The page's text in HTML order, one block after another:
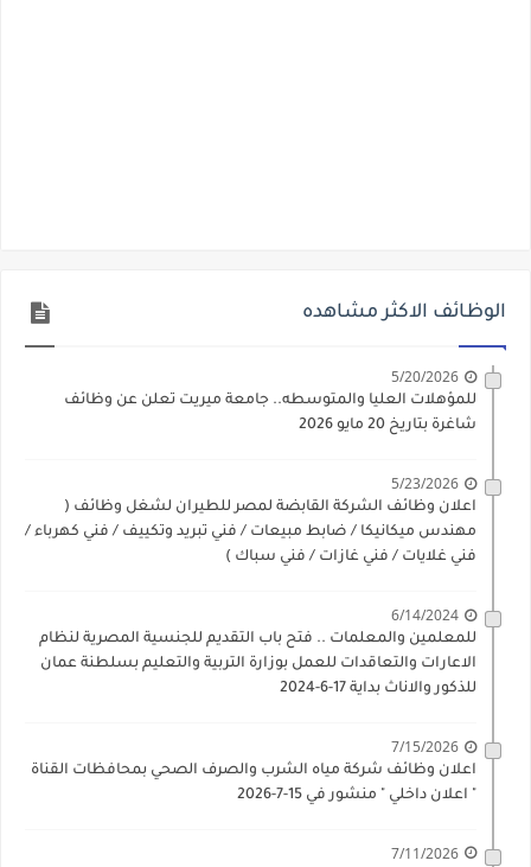
الوظائف الاكثر مشاهده
5/20/2026
للمؤهلات العليا والمتوسطه.. جامعة ميريت تعلن عن وظائف
شاغرة بتاريخ 20 مايو 2026
5/23/2026
اعلان وظائف الشركة القابضة لمصر للطيران لشغل وظائف (
مهندس ميكانيكا / ضابط مبيعات / فني تبريد وتكييف / فني كهرباء /
فني غلايات / فني غازات / فني سباك )
6/14/2024
للمعلمين والمعلمات .. فتح باب التقديم للجنسية المصرية لنظام
الاعارات والتعاقدات للعمل بوزارة التربية والتعليم بسلطنة عمان
للذكور والاناث بداية 17-6-2024
7/15/2026
اعلان وظائف شركة مياه الشرب والصرف الصحي بمحافظات القناة
" اعلان داخلي " منشور في 15-7-2026
7/11/2026